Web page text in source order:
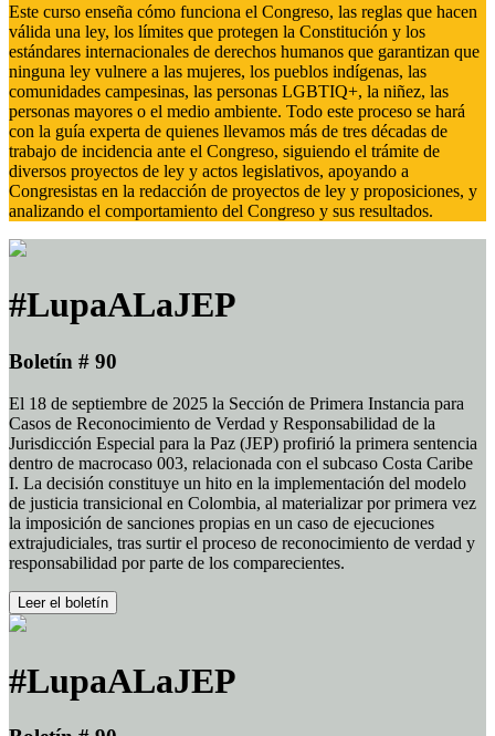
Este curso enseña cómo funciona el Congreso, las reglas que hacen
válida una ley, los límites que protegen la Constitución y los
estándares internacionales de derechos humanos que garantizan que
ninguna ley vulnere a las mujeres, los pueblos indígenas, las
comunidades campesinas, las personas LGBTIQ+, la niñez, las
personas mayores o el medio ambiente. Todo este proceso se hará
con la guía experta de quienes llevamos más de tres décadas de
trabajo de incidencia ante el Congreso, siguiendo el trámite de
diversos proyectos de ley y actos legislativos, apoyando a
Congresistas en la redacción de proyectos de ley y proposiciones, y
analizando el comportamiento del Congreso y sus resultados.
#LupaALaJEP
Boletín # 90
El 18 de septiembre de 2025 la Sección de Primera Instancia para
Casos de Reconocimiento de Verdad y Responsabilidad de la
Jurisdicción Especial para la Paz (JEP) profirió la primera sentencia
dentro de macrocaso 003, relacionada con el subcaso Costa Caribe
I. La decisión constituye un hito en la implementación del modelo
de justicia transicional en Colombia, al materializar por primera vez
la imposición de sanciones propias en un caso de ejecuciones
extrajudiciales, tras surtir el proceso de reconocimiento de verdad y
responsabilidad por parte de los comparecientes.
Leer el boletín
#LupaALaJEP